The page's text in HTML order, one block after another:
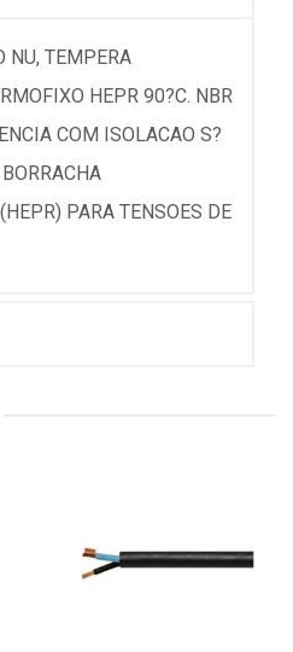
NU, TEMPERA
HEPR 90?C. NBR
COM ISOLACAO S?
PARA TENSOES DE